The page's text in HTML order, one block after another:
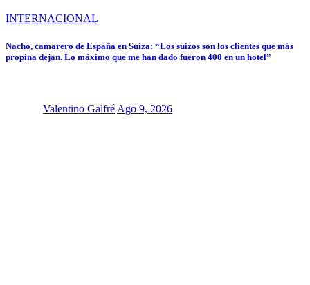
INTERNACIONAL
Nacho, camarero de España en Suiza: “Los suizos son los clientes que más
propina dejan. Lo máximo que me han dado fueron 400 en un hotel”
Valentino Galfré Ago 9, 2026